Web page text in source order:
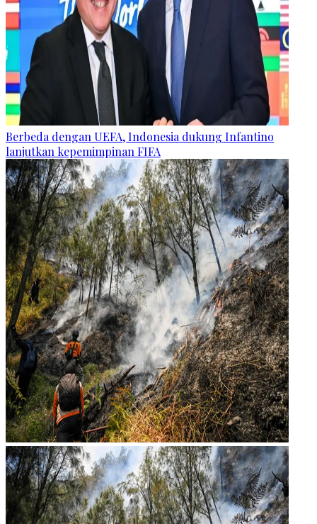
Berbeda dengan UEFA, Indonesia dukung Infantino
lanjutkan kepemimpinan FIFA